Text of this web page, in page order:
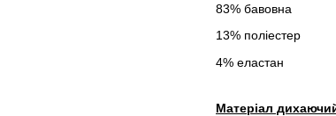
83% бавовна
13% поліестер
4% еластан
Матеріал